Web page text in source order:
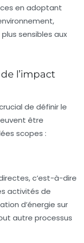
en adoptant
sensibles aux
l’impact
de définir le
être
scopes :
c’est-à-dire
activités de
d’énergie sur
autre processus